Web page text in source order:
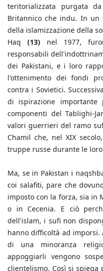
teritorializzata purgata
Britannico che indu. In un
della islamizzazione della
Haq (13)nel 1977,
responsabili
dei Pakistani, e i loro
l'ottenimento dei fondi
contra i Sovietici.
di ispirazione
componenti del Tablighi-
valori guerrieri del ramo
Chamil che, nel XIX
truppe russe durante le
Ma, se in Pakistan i
coi salafiti, pare che
imposto con la forza, sia in
o in Cecenia. E ciò
dell'islam, i sufi non
hanno difficoltà ad
di una minoranza
appoggiarli vengono
clientelismo. Così si